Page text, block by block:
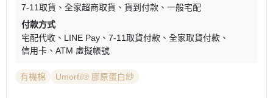
7-11取貨
全家超商取貨 貨到付款
一般宅配
付款方式
宅配代收
LINE Pay 7-11取貨付款
全家取貨付款
信用卡
ATM 虛擬帳號
有機棉 Umorfil® 膠原蛋白紗